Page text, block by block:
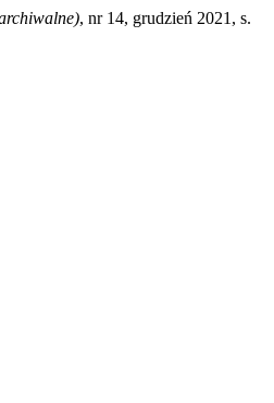
, nr 14, grudzień 2021, s.